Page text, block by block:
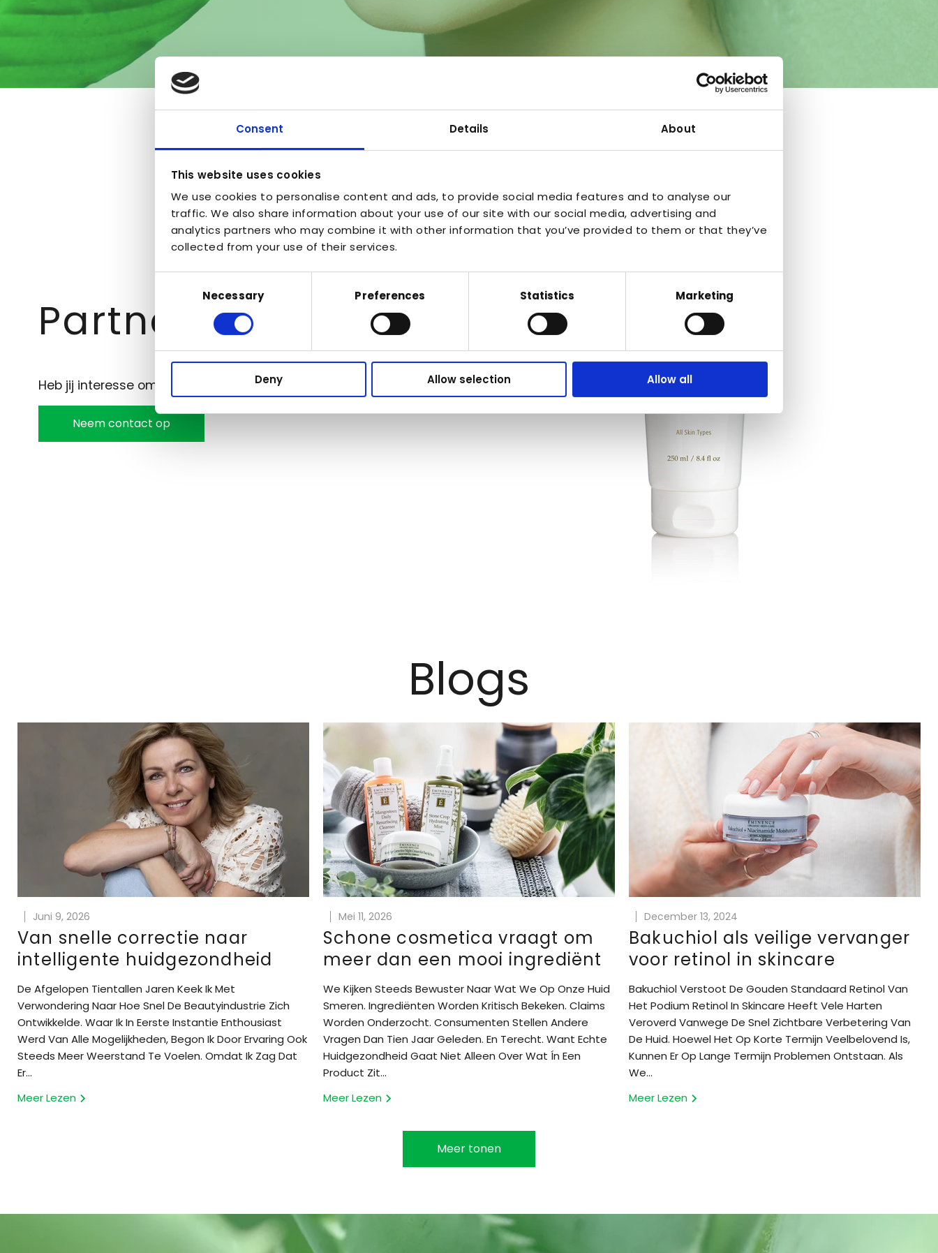
Consent Details About
This website uses cookies
We use cookies to personalise content and ads, to provide social media features and to analyse our
traffic. We also share information about your use of our site with our social media, advertising and
analytics partners who may combine it with other information that you’ve provided to them or that they’ve
collected from your use of their services.
SelectionNecessary Preferences Statistics Marketing
Deny Allow selection Allow all
Partnership
Heb jij interesse om samen te werken met A&P Nature Brands?
Neem contact op
Blogs
Juni 9, 2026
Van snelle correctie naar
intelligente huidgezondheid
De Afgelopen Tientallen Jaren Keek Ik Met
Verwondering Naar Hoe Snel De Beautyindustrie Zich
Ontwikkelde. Waar Ik In Eerste Instantie Enthousiast
Werd Van Alle Mogelijkheden, Begon Ik Door Ervaring Ook
Steeds Meer Weerstand Te Voelen. Omdat Ik Zag Dat
Er...
Meer Lezen
Mei 11, 2026
Schone cosmetica vraagt om
meer dan een mooi ingrediënt
We Kijken Steeds Bewuster Naar Wat We Op Onze Huid
Smeren. Ingrediënten Worden Kritisch Bekeken. Claims
Worden Onderzocht. Consumenten Stellen Andere
Vragen Dan Tien Jaar Geleden. En Terecht. Want Echte
Huidgezondheid Gaat Niet Alleen Over Wat Ín Een
Product Zit...
Meer Lezen
December 13, 2024
Bakuchiol als veilige vervanger
voor retinol in skincare
Bakuchiol Verstoot De Gouden Standaard Retinol Van
Het Podium Retinol In Skincare Heeft Vele Harten
Veroverd Vanwege De Snel Zichtbare Verbetering Van
De Huid. Hoewel Het Op Korte Termijn Veelbelovend Is,
Kunnen Er Op Lange Termijn Problemen Ontstaan. Als
We...
Meer Lezen
Meer tonen